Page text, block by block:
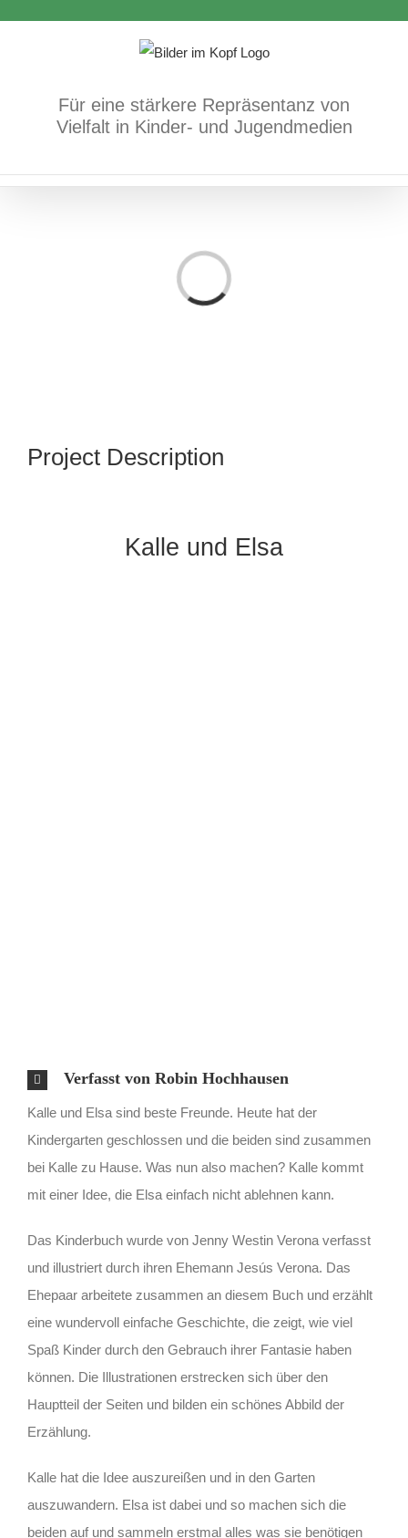
Für eine stärkere Repräsentanz von
Vielfalt in Kinder- und Jugendmedien
Loading...
Project Description
Kalle und Elsa
Verfasst von Robin Hochhausen
Kalle und Elsa sind beste Freunde. Heute hat der
Kindergarten geschlossen und die beiden sind zusammen
bei Kalle zu Hause. Was nun also machen? Kalle kommt
mit einer Idee, die Elsa einfach nicht ablehnen kann.
Das Kinderbuch wurde von Jenny Westin Verona verfasst
und illustriert durch ihren Ehemann Jesús Verona. Das
Ehepaar arbeitete zusammen an diesem Buch und erzählt
eine wundervoll einfache Geschichte, die zeigt, wie viel
Spaß Kinder durch den Gebrauch ihrer Fantasie haben
können. Die Illustrationen erstrecken sich über den
Hauptteil der Seiten und bilden ein schönes Abbild der
Erzählung.
Kalle hat die Idee auszureißen und in den Garten
auszuwandern. Elsa ist dabei und so machen sich die
beiden auf und sammeln erstmal alles was sie benötigen